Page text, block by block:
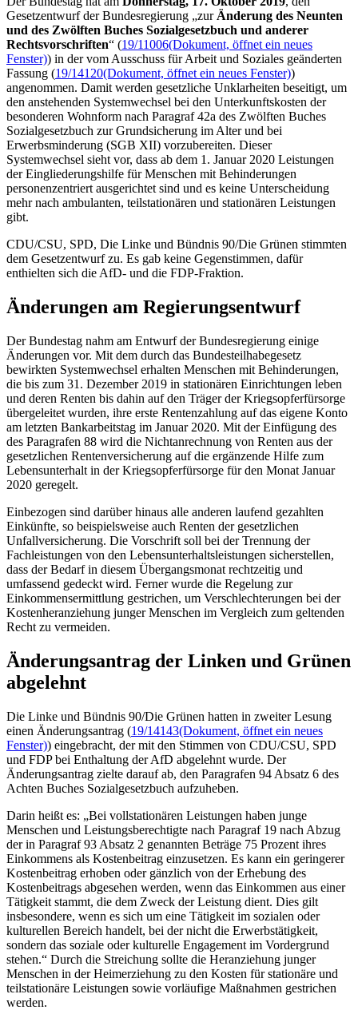
Gesetzentwurf der Bundesregierung „zur Änderung des Neunten
und des Zwölften Buches Sozialgesetzbuch und anderer
Rechtsvorschriften“ (19/11006(Dokument, öffnet ein neues
Fenster)) in der vom Ausschuss für Arbeit und Soziales geänderten
Fassung (19/14120(Dokument, öffnet ein neues Fenster))
angenommen. Damit werden gesetzliche Unklarheiten beseitigt, um
den anstehenden Systemwechsel bei den Unterkunftskosten der
besonderen Wohnform nach Paragraf 42a des Zwölften Buches
Sozialgesetzbuch zur Grundsicherung im Alter und bei
Erwerbsminderung (SGB XII) vorzubereiten. Dieser
Systemwechsel sieht vor, dass ab dem 1. Januar 2020 Leistungen
der Eingliederungshilfe für Menschen mit Behinderungen
personenzentriert ausgerichtet sind und es keine Unterscheidung
mehr nach ambulanten, teilstationären und stationären Leistungen
gibt.
CDU/CSU, SPD, Die Linke und Bündnis 90/Die Grünen stimmten
dem Gesetzentwurf zu. Es gab keine Gegenstimmen, dafür
enthielten sich die AfD- und die FDP-Fraktion.
Änderungen am Regierungsentwurf
Der Bundestag nahm am Entwurf der Bundesregierung einige
Änderungen vor. Mit dem durch das Bundesteilhabegesetz
bewirkten Systemwechsel erhalten Menschen mit Behinderungen,
die bis zum 31. Dezember 2019 in stationären Einrichtungen leben
und deren Renten bis dahin auf den Träger der Kriegsopferfürsorge
übergeleitet wurden, ihre erste Rentenzahlung auf das eigene Konto
am letzten Bankarbeitstag im Januar 2020. Mit der Einfügung des
des Paragrafen 88 wird die Nichtanrechnung von Renten aus der
gesetzlichen Rentenversicherung auf die ergänzende Hilfe zum
Lebensunterhalt in der Kriegsopferfürsorge für den Monat Januar
2020 geregelt.
Einbezogen sind darüber hinaus alle anderen laufend gezahlten
Einkünfte, so beispielsweise auch Renten der gesetzlichen
Unfallversicherung. Die Vorschrift soll bei der Trennung der
Fachleistungen von den Lebensunterhaltsleistungen sicherstellen,
dass der Bedarf in diesem Übergangsmonat rechtzeitig und
umfassend gedeckt wird. Ferner wurde die Regelung zur
Einkommensermittlung gestrichen, um Verschlechterungen bei der
Kostenheranziehung junger Menschen im Vergleich zum geltenden
Recht zu vermeiden.
Änderungsantrag der Linken und Grünen
abgelehnt
Die Linke und Bündnis 90/Die Grünen hatten in zweiter Lesung
einen Änderungsantrag (19/14143(Dokument, öffnet ein neues
Fenster)) eingebracht, der mit den Stimmen von CDU/CSU, SPD
und FDP bei Enthaltung der AfD abgelehnt wurde. Der
Änderungsantrag zielte darauf ab, den Paragrafen 94 Absatz 6 des
Achten Buches Sozialgesetzbuch aufzuheben.
Darin heißt es: „Bei vollstationären Leistungen haben junge
Menschen und Leistungsberechtigte nach Paragraf 19 nach Abzug
der in Paragraf 93 Absatz 2 genannten Beträge 75 Prozent ihres
Einkommens als Kostenbeitrag einzusetzen. Es kann ein geringerer
Kostenbeitrag erhoben oder gänzlich von der Erhebung des
Kostenbeitrags abgesehen werden, wenn das Einkommen aus einer
Tätigkeit stammt, die dem Zweck der Leistung dient. Dies gilt
insbesondere, wenn es sich um eine Tätigkeit im sozialen oder
kulturellen Bereich handelt, bei der nicht die Erwerbstätigkeit,
sondern das soziale oder kulturelle Engagement im Vordergrund
stehen.“ Durch die Streichung sollte die Heranziehung junger
Menschen in der Heimerziehung zu den Kosten für stationäre und
teilstationäre Leistungen sowie vorläufige Maßnahmen gestrichen
werden.